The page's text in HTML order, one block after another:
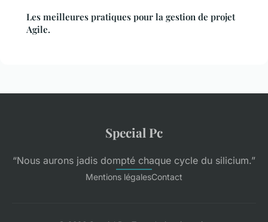
Les meilleures pratiques pour la gestion de projet
Agile.
Special Pc
“Nous aurons jadis dompté chaque cycle du silicium.”
Mentions légalesContact